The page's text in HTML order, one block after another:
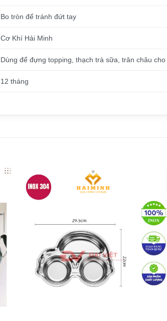
Bo tròn để tránh đứt tay
Cơ Khí Hải Minh
Dùng để đựng topping, thạch trà sữa, trân châu
12 tháng